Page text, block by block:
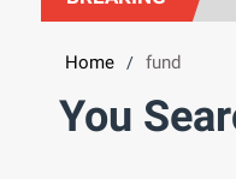
Home / fund
You